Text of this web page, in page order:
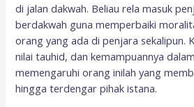
di jalan dakwah. Beliau rela masuk
berdakwah guna memperbaiki
orang yang ada di penjara sekalipun.
nilai tauhid, dan kemampuannya
memengaruhi orang inilah yang
hingga terdengar pihak istana.